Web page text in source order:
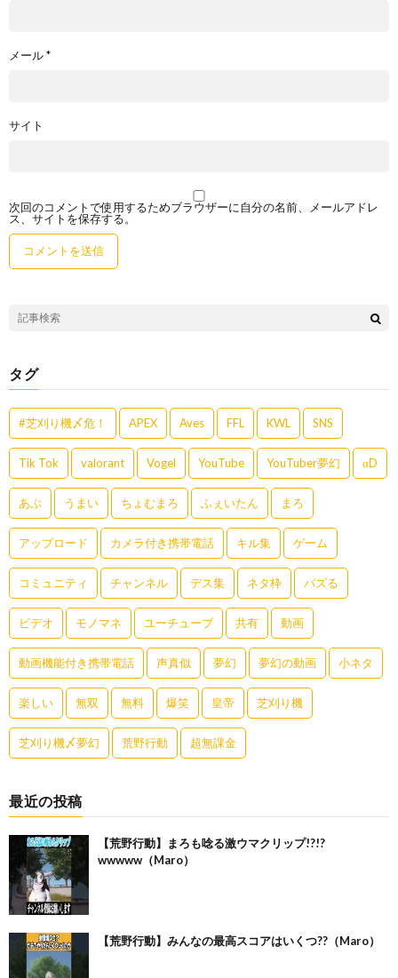
メール*
サイト
次回のコメントで使用するためブラウザーに自分の名前、メールアドレ
ス、サイトを保存する。
タグ
#芝刈り機〆危！ APEX Aves FFL KWL SNS
Tik Tok valorant Vogel YouTube YouTuber夢幻 αD
あぶ うまい ちょむまろ ふぇいたん まろ
アップロード カメラ付き携帯電話 キル集 ゲーム
コミュニティ チャンネル デス集 ネタ枠 バズる
ビデオ モノマネ ユーチューブ 共有 動画
動画機能付き携帯電話 声真似 夢幻 夢幻の動画 小ネタ
楽しい 無双 無料 爆笑 皇帝 芝刈り機
芝刈り機〆夢幻 荒野行動 超無課金
最近の投稿
【荒野行動】まろも唸る激ウマクリップ!?!?
wwwww（Maro）
【荒野行動】みんなの最高スコアはいくつ??（Maro）